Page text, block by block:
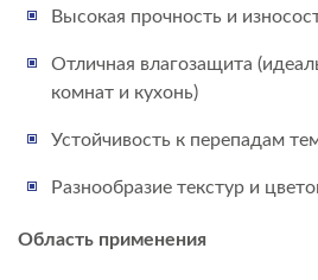
Высокая прочность и
Отличная влагозащита
комнат и кухонь)
Устойчивость к перепадам
Разнообразие текстур и
Область применения